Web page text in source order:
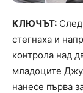
КЛЮЧЪТ: След
стегнаха и
контрола над
младоците
нанесе първа